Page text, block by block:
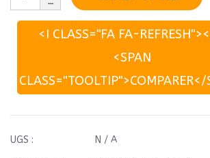
<I CLASS="FA FA-
<SPAN
CLASS="TOOLTIP">COMPARER</
UGS : N / A